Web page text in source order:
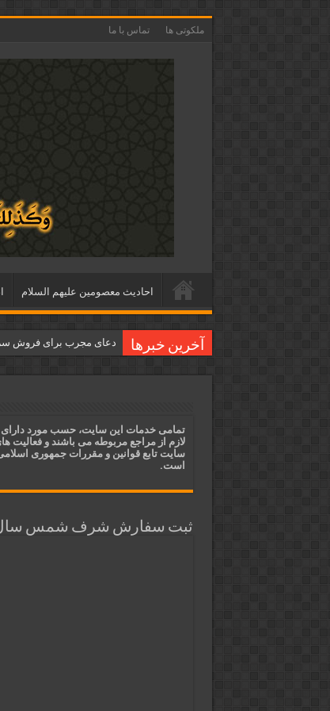
ملکوتی ها تماس با ما
احاديث معصومين عليهم السلام
آخرین خبرها دعای مجرب برای فروش
آیات قرآنی برای
قویترین ذکر استجابت
تمامی خدمات این سایت، حسب مورد
لازم از مراجع مربوطه می باشند و فعالیت
سایت تابع قوانین و مقررات جمهوری
است.
ثبت سفارش شرف شمس سال